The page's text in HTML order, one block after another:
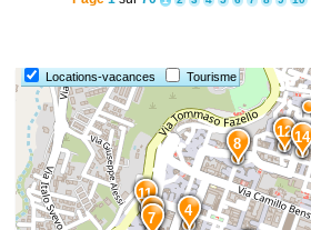
Locations-vacances Tourisme
14
12
11
9
8
7
4